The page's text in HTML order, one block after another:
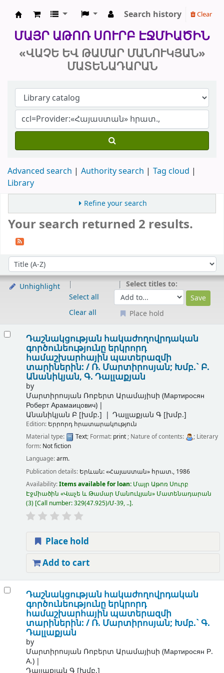
Search history Clear
ՄԱՅՐ ԱԹՈՌ ՍՈՒՐԲ ԷՋՄԻԱԾԻՆ
«ՎԱՉԵ ԵՎ ԹԱՄԱՐ ՄԱՆՈՒԿՅԱՆ»
ՄԱՏԵՆԱԴԱՐԱՆ
Advanced search Authority search
Tag cloud
Library
Refine your search
Your search returned 2 results.
Sort by:
Unhighlight
Select all
Clear all
Select titles to:
Place hold
Դաշնակցության հակաժողովրդական
գործունեությունը երկրորդ
համաշխարհային պատերազմի
տարիներին: / Ռ. Մարտիրոսյան; Խմբ.` Բ.
Անանիկյան, Գ. Դալլաքյան
by
Մարտիրոսյան Ռոբերտ Արամայիսի (Мартиросян
Роберт Арамаицович)
Անանիկյան Բ [խմբ.] Դալլաքյան Գ [խմբ.]
Edition: Երրորդ հրատարակություն
Material type:
Text; Format: print; Nature of contents:
; Literary
form: Not fiction
Language:arm.
Publication details: Երևան:«Հայաստան» հրատ., 1986
Availability:Items available for loan: Մայր Աթոռ Սուրբ
Էջմիածին «Վաչե և Թամար Մանուկյան» Մատենադարան
(3) Call number:329(47.925)/Մ-39, .. .
Place hold
Add to cart
Դաշնակցության հակաժողովրդական
գործունեությունը երկրորդ
համաշխարհային պատերազմի
տարիներին: / Ռ. Մարտիրոսյան; Խմբ.` Գ.
Դալլաքյան
by
Մարտիրոսյան Ռոբերտ Արամայիսի (Мартиросян Р.
А.)
Դալլաքյան Գ[խմբ.]